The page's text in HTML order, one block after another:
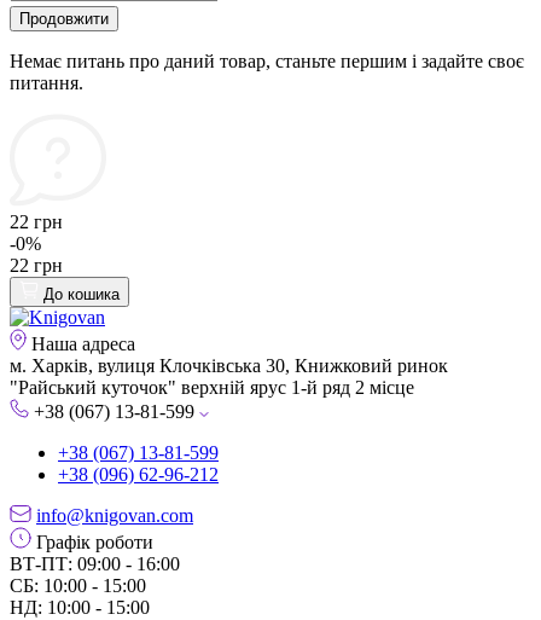
Продовжити
Немає питань про даний товар, станьте першим і задайте своє
питання.
22 грн
-0%
22 грн
До кошика
Наша адреса
м. Харків, вулиця Клочківська 30, Книжковий ринок
"Райський куточок" верхній ярус 1-й ряд 2 місце
+38 (067) 13-81-599
+38 (067) 13-81-599
+38 (096) 62-96-212
info@knigovan.com
Графік роботи
ВТ-ПТ: 09:00 - 16:00
СБ: 10:00 - 15:00
НД: 10:00 - 15:00